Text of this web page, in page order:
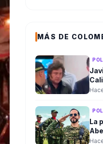
MÁS DE
La